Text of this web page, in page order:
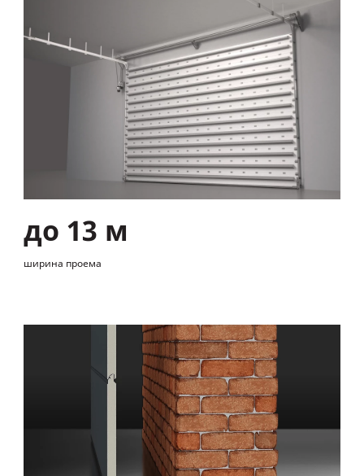
до 13 м
ширина проема